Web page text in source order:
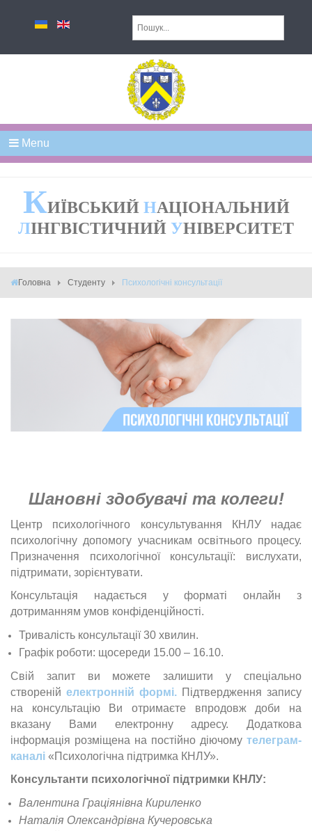
Menu
КИЇВСЬКИЙ НАЦІОНАЛЬНИЙ
ЛІНГВІСТИЧНИЙ УНІВЕРСИТЕТ
Головна Студенту Психологічні консультації
Шановні здобувачі та колеги!
Центр психологічного консультування КНЛУ надає
психологічну допомогу учасникам освітнього процесу.
Призначення психологічної консультації: вислухати,
підтримати, зорієнтувати.
Консультація надається у форматі онлайн з
дотриманням умов конфіденційності.
Тривалість консультації 30 хвилин.
Графік роботи: щосереди 15.00 – 16.10.
Свій запит ви можете залишити у спеціально
створеній електронній формі. Підтвердження запису
на консультацію Ви отримаєте впродовж доби на
вказану Вами електронну адресу. Додаткова
інформація розміщена на постійно діючому телеграм-
каналі «Психологічна підтримка КНЛУ».
Консультанти психологічної підтримки КНЛУ:
Валентина Граціянівна Кириленко
Наталія Олександрівна Кучеровська